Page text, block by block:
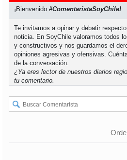
soy puertomontt
soychiloé
¡Bienvenido#ComentaristaSoyChile!
Te invitamos a opinar y debatir
noticia. En SoyChile valoramos todos
y constructivos y nos guardamos el
opiniones agresivas y ofensivas.
de la conversación.
¿Ya eres lector de nuestros diarios
tu comentario.